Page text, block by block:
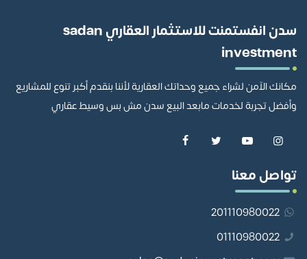
سدن انفستمنت للاستثمار العقاري sadan
investment
مكانك الآمن لشراء جميع وحداتك العقارية لأننا بنقدم أكبر تنوع للمشاريع
وأفضل تجربة لخدمات مابعد البيع سدن مش بس وسيط عقاري
تواصل معنا
201110980022
01110980022